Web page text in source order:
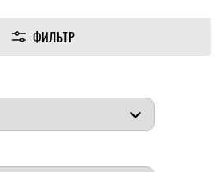
ФИЛЬТР